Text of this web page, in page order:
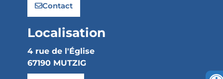
Contact
Localisation
4 rue de l'Église
67190 MUTZIG